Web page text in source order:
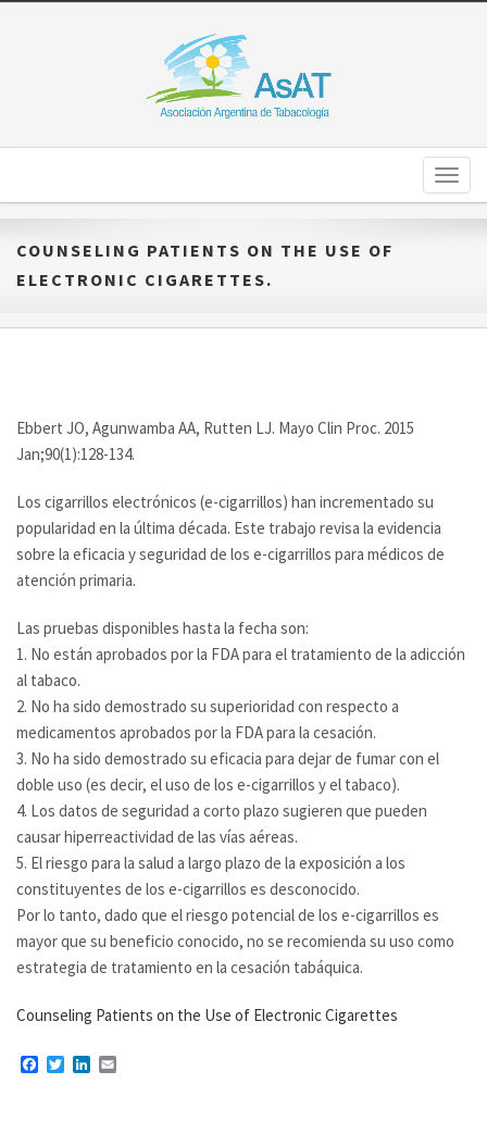
COUNSELING PATIENTS ON THE USE OF
ELECTRONIC CIGARETTES.
Ebbert JO, Agunwamba AA, Rutten LJ. Mayo Clin Proc. 2015
Jan;90(1):128-134.
Los cigarrillos electrónicos (e-cigarrillos) han incrementado su
popularidad en la última década. Este trabajo revisa la evidencia
sobre la eficacia y seguridad de los e-cigarrillos para médicos de
atención primaria.
Las pruebas disponibles hasta la fecha son:
1. No están aprobados por la FDA para el tratamiento de la adicción
al tabaco.
2. No ha sido demostrado su superioridad con respecto a
medicamentos aprobados por la FDA para la cesación.
3. No ha sido demostrado su eficacia para dejar de fumar con el
doble uso (es decir, el uso de los e-cigarrillos y el tabaco).
4. Los datos de seguridad a corto plazo sugieren que pueden
causar hiperreactividad de las vías aéreas.
5. El riesgo para la salud a largo plazo de la exposición a los
constituyentes de los e-cigarrillos es desconocido.
Por lo tanto, dado que el riesgo potencial de los e-cigarrillos es
mayor que su beneficio conocido, no se recomienda su uso como
estrategia de tratamiento en la cesación tabáquica.
Counseling Patients on the Use of Electronic Cigarettes
Facebook
TwitterLinkedIn